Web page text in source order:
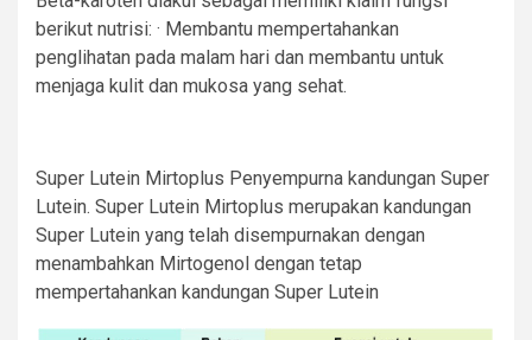
berikut nutrisi: · Membantu mempertahankan
penglihatan pada malam hari dan membantu untuk
menjaga kulit dan mukosa yang sehat.
Super Lutein Mirtoplus Penyempurna kandungan Super
Lutein. Super Lutein Mirtoplus merupakan kandungan
Super Lutein yang telah disempurnakan dengan
menambahkan Mirtogenol dengan tetap
mempertahankan kandungan Super Lutein